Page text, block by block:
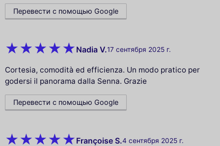
Перевести с помощью Google
Nadia V.17 сентября 2025 г.
Cortesia, comodità ed efficienza. Un modo pratico per
godersi il panorama dalla Senna. Grazie
Перевести с помощью Google
Françoise S.4 сентября 2025 г.